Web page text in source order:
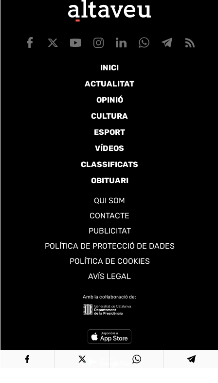
INICI
ACTUALITAT
OPINIÓ
CULTURA
ESPORT
VÍDEOS
CLASSIFICATS
OBITUARI
QUI SOM
CONTACTE
PUBLICITAT
POLÍTICA DE PROTECCIÓ DE DADES
POLÍTICA DE COOKIES
AVÍS LEGAL
Amb la col·laboració de: